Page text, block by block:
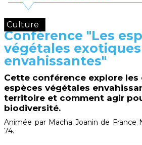
Culture
Conférence "Les
végétales exotiques
envahissantes"
Cette conférence explore les
espèces végétales
territoire et comment agir
biodiversité.
Animée par Macha Joanin de France
74.